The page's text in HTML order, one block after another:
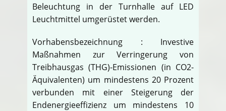
Beleuchtung in der Turnhalle auf LED
Leuchtmittel umgerüstet werden.
Vorhabensbezeichnung : Investive
Maßnahmen zur Verringerung von
Treibhausgas (THG)-Emissionen (in CO2-
Äquivalenten) um mindestens 20 Prozent
verbunden mit einer Steigerung der
Endenergieeffizienz um mindestens 10